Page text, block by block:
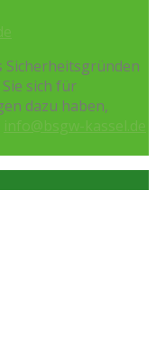
sich für
dazu haben,
info@bsgw-kassel.de